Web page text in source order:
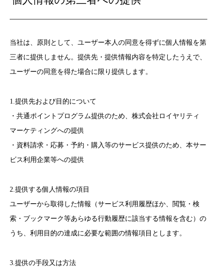
当社は、原則として、ユーザー本人の同意を得ずに個人情報を第
三者に提供しません。提供先・提供情報内容を特定したうえで、
ユーザーの同意を得た場合に限り提供します。
1.提供先および目的について
・共通ポイントプログラム提供のため、株式会社ロイヤリティ
マーケティングへの提供
・資料請求・応募・予約・購入等のサービス提供のため、本サー
ビス利用企業等への提供
2.提供する個人情報の項目
ユーザーから取得した情報（サービス利用履歴ほか、閲覧・検
索・ブックマーク等あらゆる行動履歴に該当する情報を含む）の
うち、利用目的の達成に必要な範囲の情報項目とします。
3.提供の手段又は方法